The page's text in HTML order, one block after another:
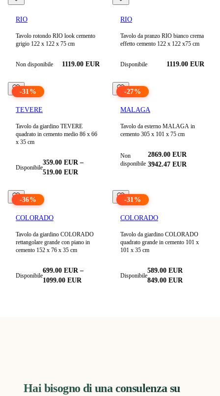
RIO
Tavolo rotondo RIO look cemento
grigio 122 x 122 x 75 cm
Non disponibile 1119.00 EUR
RIO
Tavolo da pranzo RIO bianco crema
effetto cemento 122 x 122 x75 cm
Disponibile 1119.00 EUR
-31 %
TEVERE
Tavolo da giardino TEVERE
quadrato in cemento medio 86 x 66
x 35 cm
Disponibile
359.00 EUR–
519.00 EUR
-27%
MALAGA
Tavolo da esterno MALAGA in
cemento 305 x 101 x 75 cm
Non
disponibile
2869.00 EUR
3942.47 EUR
-36%
COLORADO
Tavolo da giardino COLORADO
rettangolare grande con piano in
cemento 152 x 76 x 35 cm
Disponibile
699.00 EUR–
1099.00 EUR
-31 %
COLORADO
Tavolo da giardino COLORADO
quadrato grande in cemento 101 x
101 x 35 cm
Disponibile
589.00 EUR
849.00 EUR
Hai bisogno di una consulenza su